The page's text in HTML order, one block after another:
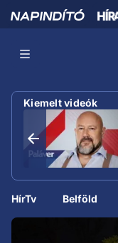
Kiemelt videók
HírTv Belföld